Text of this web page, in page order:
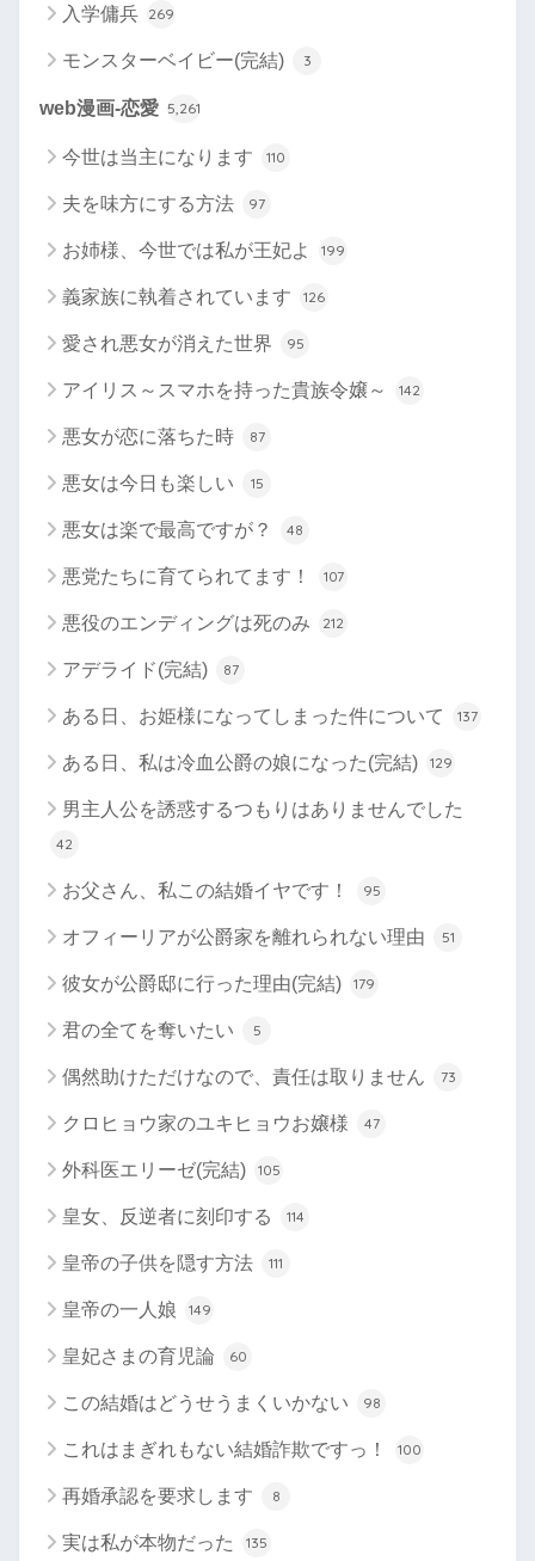
入学傭兵 269
モンスターベイビー(完結) 3
web漫画-恋愛 5,261
今世は当主になります 110
夫を味方にする方法 97
お姉様、今世では私が王妃よ 199
義家族に執着されています 126
愛され悪女が消えた世界 95
アイリス～スマホを持った貴族令嬢～ 142
悪女が恋に落ちた時 87
悪女は今日も楽しい 15
悪女は楽で最高ですが？ 48
悪党たちに育てられてます！ 107
悪役のエンディングは死のみ 212
アデライド(完結) 87
ある日、お姫様になってしまった件について 137
ある日、私は冷血公爵の娘になった(完結) 129
男主人公を誘惑するつもりはありませんでした
42
お父さん、私この結婚イヤです！ 95
オフィーリアが公爵家を離れられない理由 51
彼女が公爵邸に行った理由(完結) 179
君の全てを奪いたい 5
偶然助けただけなので、責任は取りません 73
クロヒョウ家のユキヒョウお嬢様 47
外科医エリーゼ(完結) 105
皇女、反逆者に刻印する 114
皇帝の子供を隠す方法 111
皇帝の一人娘 149
皇妃さまの育児論 60
この結婚はどうせうまくいかない 98
これはまぎれもない結婚詐欺ですっ！ 100
再婚承認を要求します 8
実は私が本物だった 135